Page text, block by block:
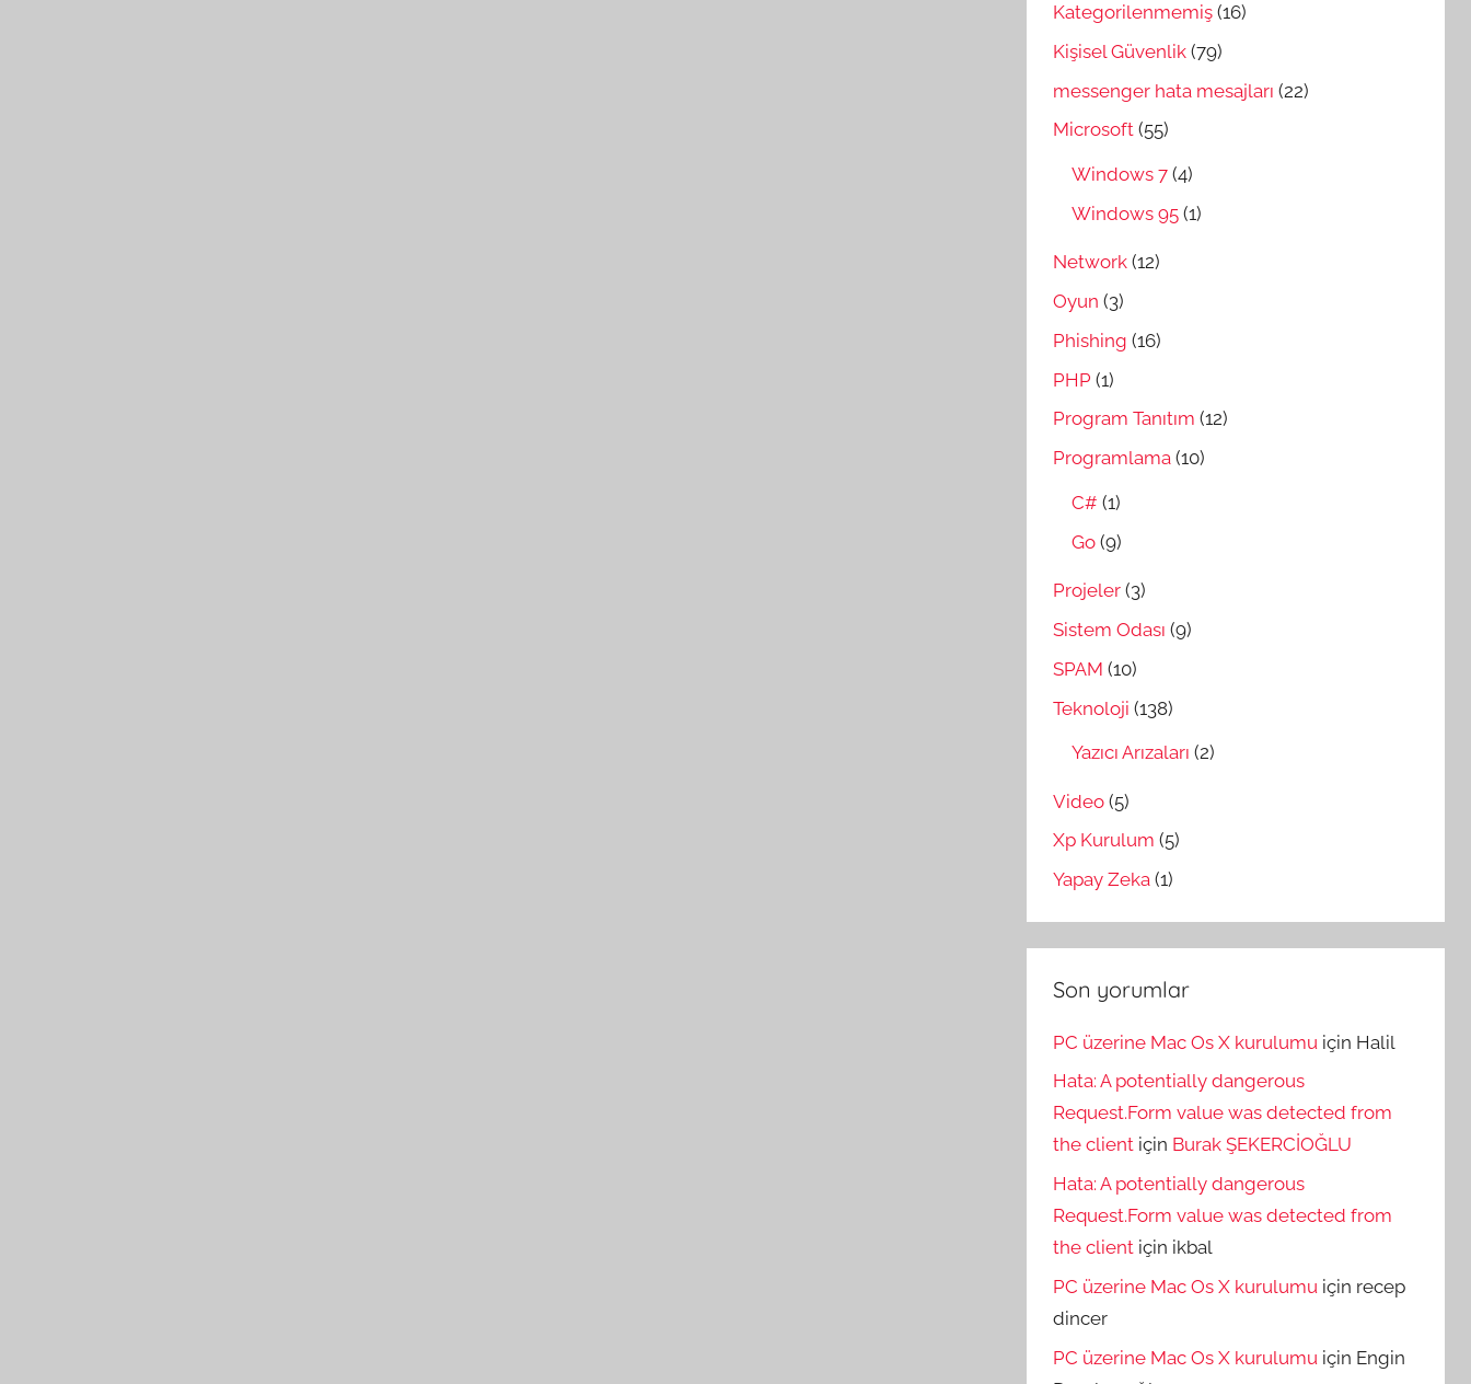
Kategorilenmemiş (16)
Kişisel Güvenlik (79)
messenger hata mesajları (22)
Microsoft (55)
Windows 7 (4)
Windows 95 (1)
Network (12)
Oyun (3)
Phishing (16)
PHP (1)
Program Tanıtım (12)
Programlama (10)
C# (1)
Go (9)
Projeler (3)
Sistem Odası (9)
SPAM (10)
Teknoloji (138)
Yazıcı Arızaları (2)
Video (5)
Xp Kurulum (5)
Yapay Zeka (1)
Son yorumlar
PC üzerine Mac Os X kurulumu için Halil
Hata: A potentially dangerous
Request.Form value was detected from
the client için Burak ŞEKERCİOĞLU
Hata: A potentially dangerous
Request.Form value was detected from
the client için ikbal
PC üzerine Mac Os X kurulumu için recep
dincer
PC üzerine Mac Os X kurulumu için Engin